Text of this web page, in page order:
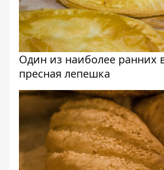
Один из наиболее ранних
пресная лепешка